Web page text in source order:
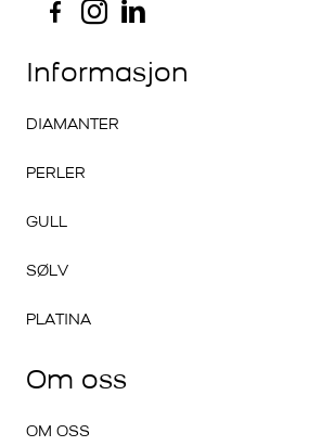
Informasjon
DIAMANTER
PERLER
GULL
SØLV
PLATINA
Om oss
OM OSS